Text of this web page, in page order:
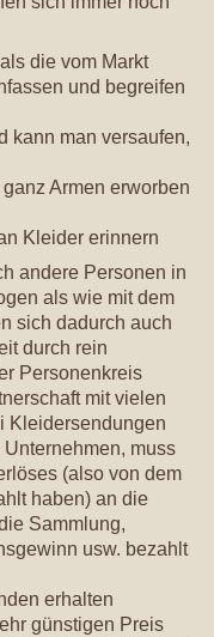
die vom Markt
und begreifen
kann man versaufen,
Armen erworben
Kleider erinnern
andere Personen in
als wie mit dem
sich dadurch auch
durch rein
Personenkreis
mit vielen
Kleidersendungen
muss
(also von dem
haben) an die
Sammlung,
usw. bezahlt
erhalten
günstigen Preis